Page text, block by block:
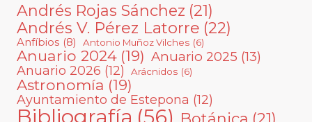
Andrés Rojas Sánchez (21)
Andrés V. Pérez Latorre (22)
Anfíbios (8) Antonio Muñoz Vilches (6)
Anuario 2024 (19) Anuario 2025 (13)
Anuario 2026 (12) Arácnidos (6)
Astronomía (19)
Ayuntamiento de Estepona (12)
Bibliografía (56)